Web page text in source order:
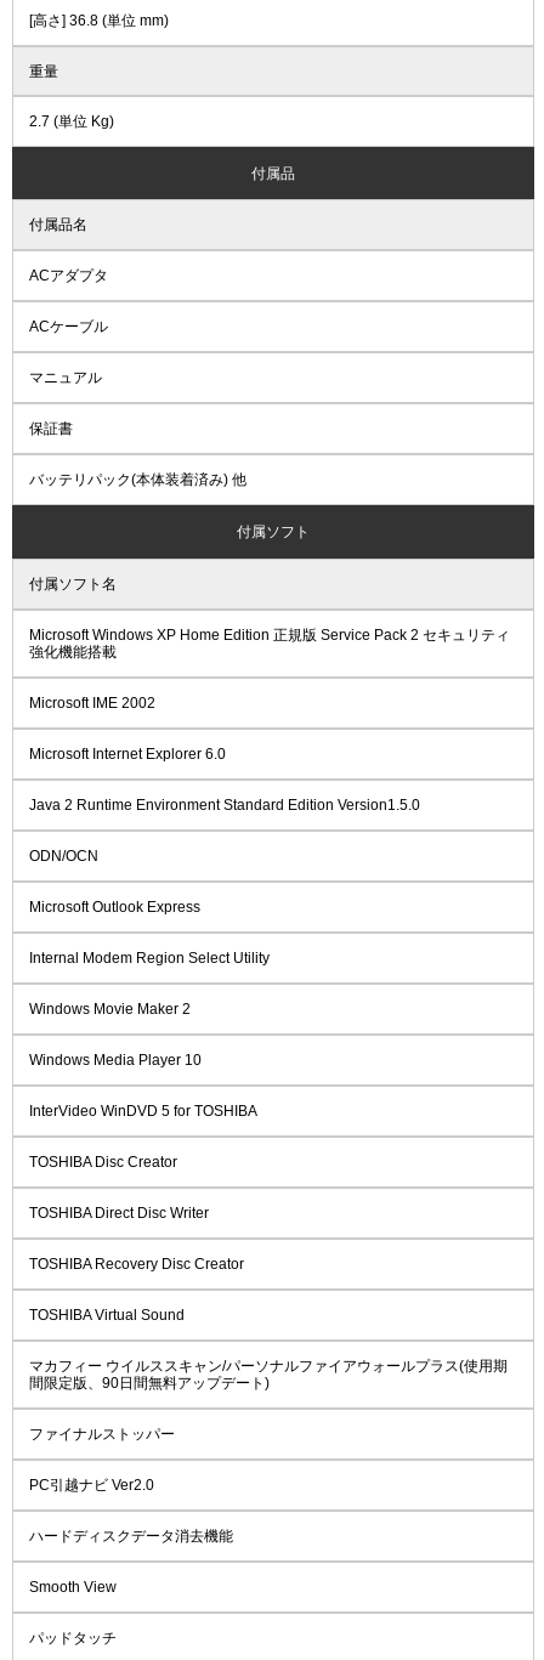
[高さ] 36.8 (単位 mm)
重量
2.7 (単位 Kg)
付属品
付属品名
ACアダプタ
ACケーブル
マニュアル
保証書
バッテリパック(本体装着済み) 他
付属ソフト
付属ソフト名
Microsoft Windows XP Home Edition 正規版 Service Pack 2 セキュリティ
強化機能搭載
Microsoft IME 2002
Microsoft Internet Explorer 6.0
Java 2 Runtime Environment Standard Edition Version1.5.0
ODN/OCN
Microsoft Outlook Express
Internal Modem Region Select Utility
Windows Movie Maker 2
Windows Media Player 10
InterVideo WinDVD 5 for TOSHIBA
TOSHIBA Disc Creator
TOSHIBA Direct Disc Writer
TOSHIBA Recovery Disc Creator
TOSHIBA Virtual Sound
マカフィー ウイルススキャン/パーソナルファイアウォールプラス(使用期
間限定版、90日間無料アップデート)
ファイナルストッパー
PC引越ナビ Ver2.0
ハードディスクデータ消去機能
Smooth View
パッドタッチ